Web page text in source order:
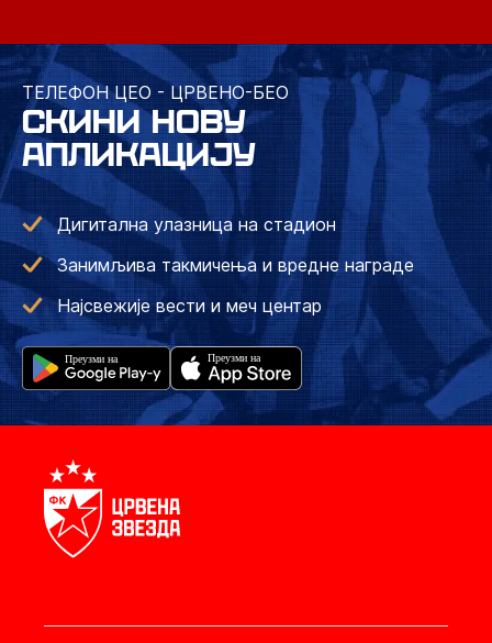
ТЕЛЕФОН ЦЕО - ЦРВЕНО-БЕО
СКИНИ НОВУ
АПЛИКАЦИЈУ
Дигитална улазница на стадион
Занимљива такмичења и вредне награде
Најсвежије вести и меч центар